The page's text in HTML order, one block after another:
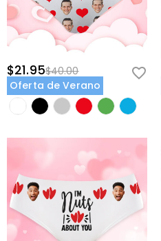
$21.95$40.00
Oferta de Verano